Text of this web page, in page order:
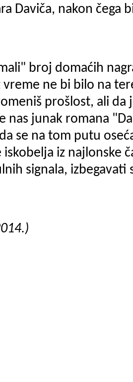
Daviča, nakon čega
broj domaćih
ne bi bilo na
prošlost, ali da
nas junak romana
se na tom putu
iskobelja iz najlonske
signala, izbegavati